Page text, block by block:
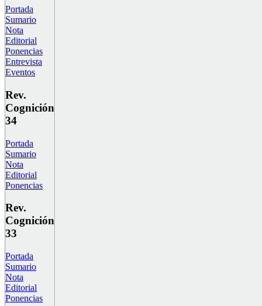
Portada
Sumario
Nota
Editorial
Ponencias
Entrevista
Eventos
Rev.
Cognición
34
Portada
Sumario
Nota
Editorial
Ponencias
Rev.
Cognición
33
Portada
Sumario
Nota
Editorial
Ponencias